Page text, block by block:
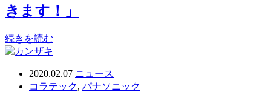
きます！」
続きを読む
2020.02.07 ニュース
コラテック, パナソニック